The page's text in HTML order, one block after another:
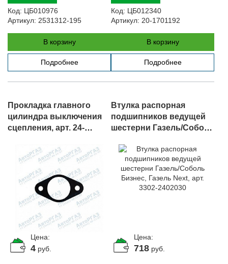
Код: ЦБ010976
Артикул: 2531312-195
В корзину
Подробнее
Код: ЦБ012340
Артикул: 20-1701192
В корзину
Подробнее
Прокладка главного
цилиндра выключения
сцепления, арт. 24-
Цена:
4 руб.
Втулка распорная
подшипников ведущей
шестерни Газель/Соболь
3302-2402030
Цена:
718 руб.